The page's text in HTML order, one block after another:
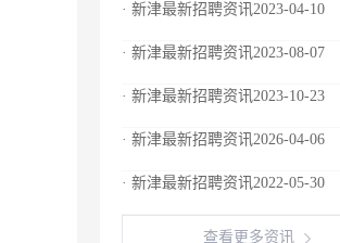
· 新津最新招聘资讯2023-04-10
· 新津最新招聘资讯2023-08-07
· 新津最新招聘资讯2023-10-23
· 新津最新招聘资讯2026-04-06
· 新津最新招聘资讯2022-05-30
查看更多资讯